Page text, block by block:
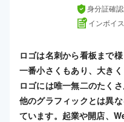
身分証確
インボイ
ロゴは名刺から看板まで
一番小さくもあり、大き
ロゴには唯一無二のたく
他のグラフィックとは異
ています。起業や開店、